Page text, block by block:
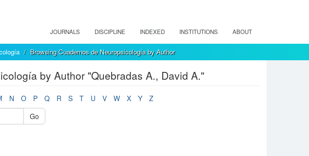
JOURNALS DISCIPLINE INDEXED INSTITUTIONS ABOUT
Browsing Cuadernos de Neuropsicología by Author
by Author "Quebradas A., David A."
N O P Q R S T U V W X Y
Z
Go